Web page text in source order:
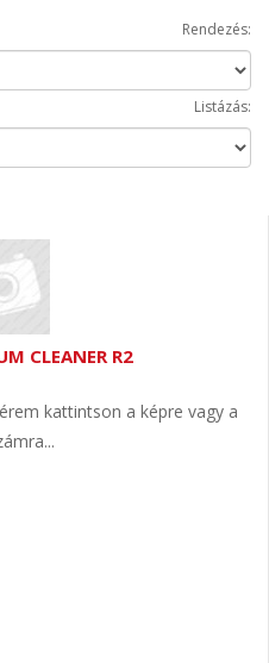
Rendezés:
Listázás:
CLEANER R2
kattintson a képre vagy a